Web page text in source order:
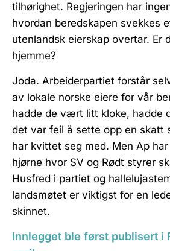
tilhørighet. Regjeringen har
hvordan beredskapen svekkes
utenlandsk eierskap overtar. Er
hjemme?
Joda. Arbeiderpartiet forstår
av lokale norske eiere for vår
hadde de vært litt kloke, hadde
det var feil å sette opp en skatt
har kvittet seg med. Men Ap
hjørne hvor SV og Rødt styrer
Husfred i partiet og
landsmøtet er viktigst for en
skinnet.
Innlegget ble først publisert i